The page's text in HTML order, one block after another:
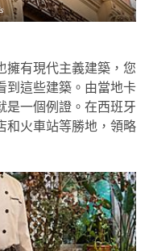
擁有現代主義建築，您
到這些建築。由當地卡
是一個例證。在西班牙
和火車站等勝地，領略